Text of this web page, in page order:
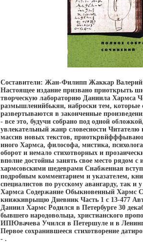
Составители: Жан-Филипп Жаккар
Настоящее издание призвано приоткрыть
творческую лабораторию Даниила Хармса
размышленийбькян, наброски тем, которые
развертываются в законченные
- все это, будучи собрано под одной
увлекательный жанр словесности Читателю
массив новых текстов,
иного Хармса, философа, мистика,
оборот и немало стихотворных и
вполне достойны занять свое место рядом с
хармсовскими шедеврами Снабженная
подробным комментарием и указателем,
специалистов по русскому авангарду, так и
Хармса Содержание Обыкновенный Хармс
книжкиврыщю Дневник Часть 1 c 13-477
Даниил Хармс Родился в Петербурге 30
бывшего народовольца, христианского
ИПЮвачева Учился в Петершуле и в
Первое сохранившееся стихотворение
- .